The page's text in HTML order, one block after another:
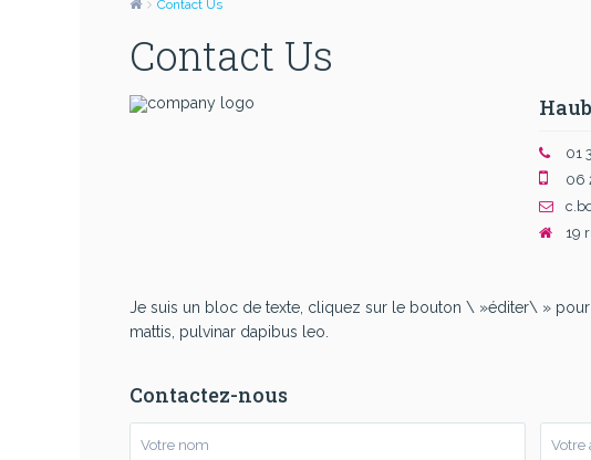
Contact Us
Contact Us
01
06
19
Je suis un bloc de texte, cliquez sur le bouton \ »éditer\ »
mattis, pulvinar dapibus leo.
Contactez-nous